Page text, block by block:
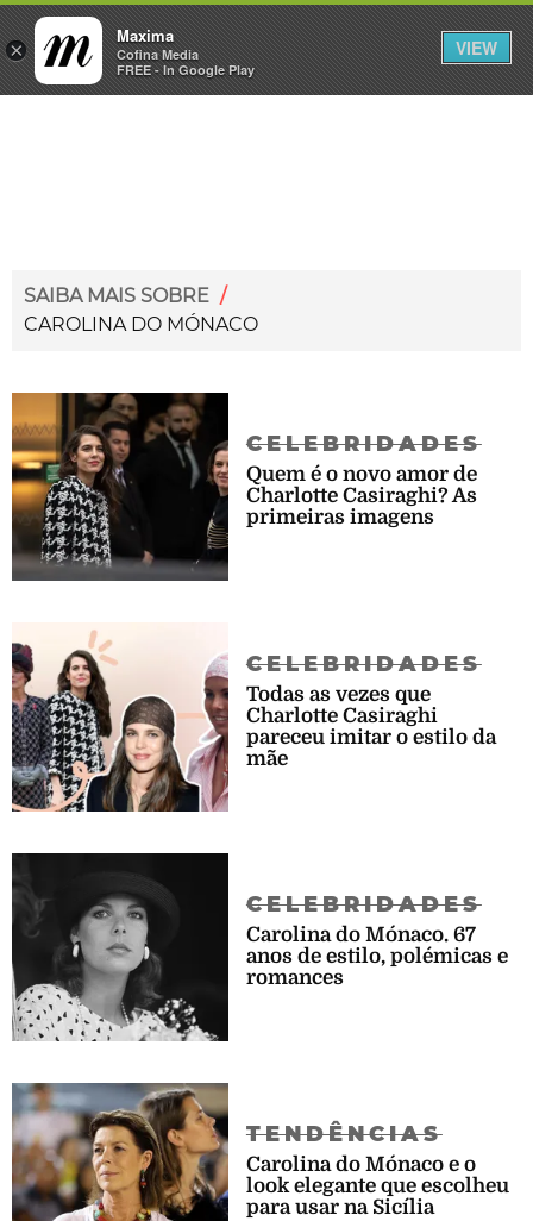
×
Maxima
Cofina Media
FREE - In Google Play
VIEW
INICIAR SESSÃO
SAIBA MAIS SOBRE /
CAROLINA DO MÓNACO
CELEBRIDADES
Quem é o novo amor de
Charlotte Casiraghi? As
primeiras imagens
CELEBRIDADES
Todas as vezes que
Charlotte Casiraghi
pareceu imitar o estilo da
mãe
CELEBRIDADES
Carolina do Mónaco. 67
anos de estilo, polémicas e
romances
TENDÊNCIAS
Carolina do Mónaco e o
look elegante que escolheu
para usar na Sicília